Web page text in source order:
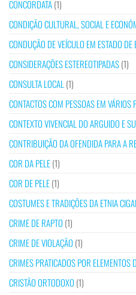
CONCORDATA(1)
CONDIÇÃO CULTURAL, SOCIAL E
CONDUÇÃO DE VEÍCULO EM ESTADO
CONSIDERAÇÕES ESTEREOTIPADAS(1)
CONSULTA LOCAL(1)
CONTACTOS COM PESSOAS EM VÁRIOS
CONTEXTO VIVENCIAL DO ARGUIDO E
CONTRIBUIÇÃO DA OFENDIDA PARA A
COR DA PELE(1)
COR DE PELE(1)
COSTUMES E TRADIÇÕES DA ETNIA
CRIME DE RAPTO (1)
CRIME DE VIOLAÇÃO (1)
CRIMES PRATICADOS POR ELEMENTOS
CRISTÃO ORTODOXO (1)